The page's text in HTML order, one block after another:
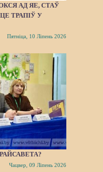
АД ЯЕ, СТАЎ
ТРАПІЎ У
Пятніца, 10 Ліпень 2026
Чацвер, 09 Ліпень 2026